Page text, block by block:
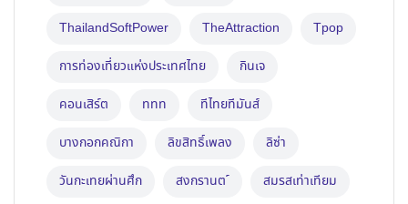
ThailandSoftPower TheAttraction Tpop
การท่องเที่ยวแห่งประเทศไทย กินเจ
คอนเสิร์ต ททท ทีไทยทีมันส์
บางกอกคณิกา ลิขสิทธิ์เพลง ลิซ่า
วันกะเทยผ่านศึก สงกรานต ์ สมรสเท่าเทียม